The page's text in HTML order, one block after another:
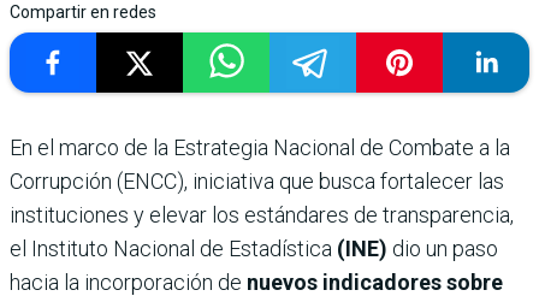
Compartir en redes
En el marco de la Estrategia Nacional de Combate a la
Corrupción (ENCC), iniciativa que busca fortalecer las
instituciones y elevar los estándares de transparencia,
el Instituto Nacional de Estadística (INE) dio un paso
hacia la incorporación de nuevos indicadores sobre